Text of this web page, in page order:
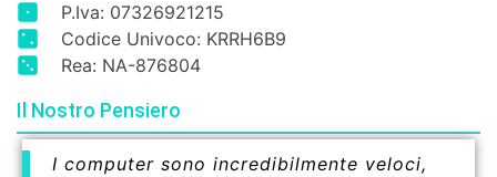
P.Iva: 07326921215
Codice Univoco: KRRH6B9
Rea: NA-876804
Il Nostro Pensiero
I computer sono incredibilmente veloci,